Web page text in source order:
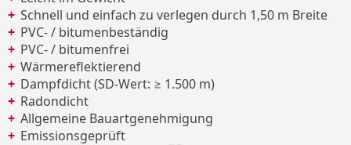
Schnell und einfach zu verlegen durch 1,50 m Breite
PVC- / bitumenbeständig
PVC- / bitumenfrei
Wärmereflektierend
Dampfdicht (SD-Wert: ≥ 1.500 m)
Radondicht
Allgemeine Bauartgenehmigung
Emissionsgeprüft